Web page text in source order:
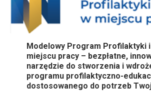
Modelowy Program Profilaktyki i
miejscu pracy – bezpłatne,
narzędzie do stworzenia i
programu profilaktyczno-
dostosowanego do potrzeb